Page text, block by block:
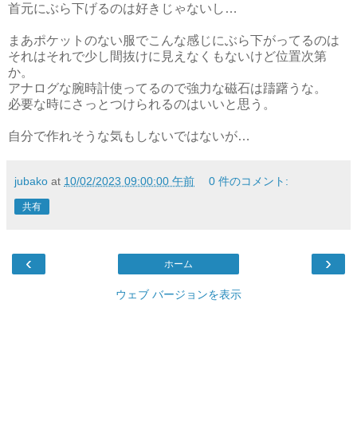
首元にぶら下げるのは好きじゃないし…
まあポケットのない服でこんな感じにぶら下がってるのは
それはそれで少し間抜けに見えなくもないけど位置次第
か。
アナログな腕時計使ってるので強力な磁石は躊躇うな。
必要な時にさっとつけられるのはいいと思う。
自分で作れそうな気もしないではないが…
jubako at 10/02/2023 09:00:00 午前 0 件のコメント:
共有
‹ ›
ホーム
ウェブ バージョンを表示